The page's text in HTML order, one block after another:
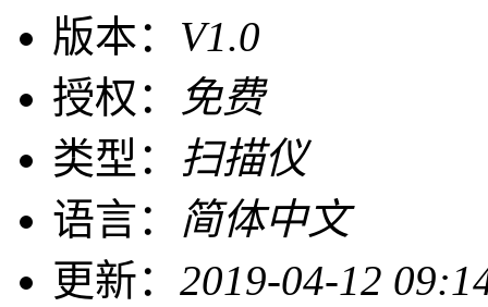
版本： V1.0
授权：
免费
类型： 扫描仪
语言： 简体中文
更新： 2019-04-12